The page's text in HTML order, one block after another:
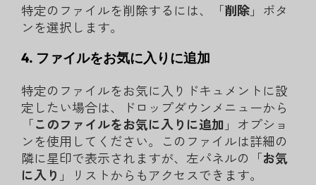
特定のファイルを削除するには、「削除」ボタ
ンを選択します。
4. ファイルをお気に入りに追加
特定のファイルをお気に入りドキュメントに設
定したい場合は、ドロップダウンメニューから
「このファイルをお気に入りに追加 」オプショ
ンを使用してください。このファイルは詳細の
隣に星印で表示されますが、左パネルの「お気
に入り 」リストからもアクセスできます。